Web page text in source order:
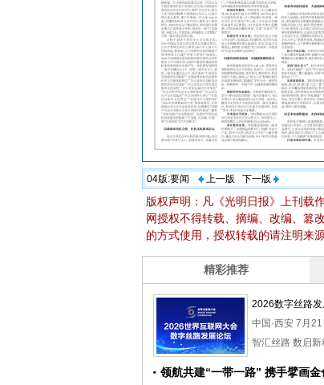
04版:要闻 上一版 下一版
版权声明：凡《光明日报》上刊载
网授权不得转载、摘编、改编、篡
的方式使用，授权转载的请注明来源